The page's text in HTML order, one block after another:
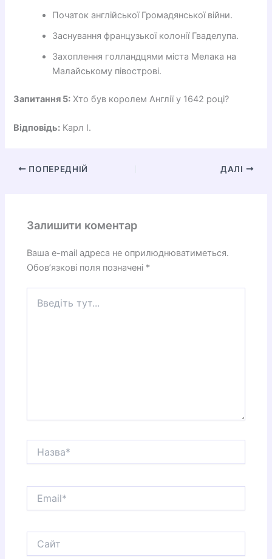
Початок англійської Громадянської війни.
Заснування французької колонії Гваделупа.
Захоплення голландцями міста Мелака на
Малайському півострові.
Запитання 5: Хто був королем Англії у 1642 році?
Відповідь: Карл I.
ПОПЕРЕДНІЙ ДАЛІ
Залишити коментар
Ваша e-mail адреса не оприлюднюватиметься.
Обов’язкові поля позначені *
тут...